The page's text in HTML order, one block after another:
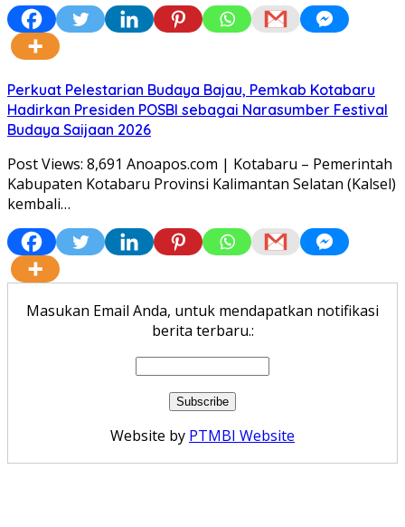
Perkuat Pelestarian Budaya Bajau, Pemkab Kotabaru
Hadirkan Presiden POSBI sebagai Narasumber Festival
Budaya Saijaan 2026
Post Views: 8,691 Anoapos.com | Kotabaru – Pemerintah
Kabupaten Kotabaru Provinsi Kalimantan Selatan (Kalsel)
kembali…
Masukan Email Anda, untuk mendapatkan notifikasi
berita terbaru.:
Website by PTMBI Website